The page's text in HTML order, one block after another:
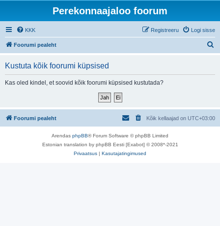
Perekonnaajaloo foorum
KKK Logi sisse
Registreeru
Foorumi pealeht
Kustuta kõik foorumi küpsised
Kas oled kindel, et soovid kõik foorumi küpsised kustutada?
Foorumi pealeht Kõik kellaajad on UTC+03:00
Arendas phpBB® Forum Software © phpBB Limited
Estonian translation by phpBB Eesti [Exabot] © 2008*-2021
Privaatsus | Kasutajatingimused